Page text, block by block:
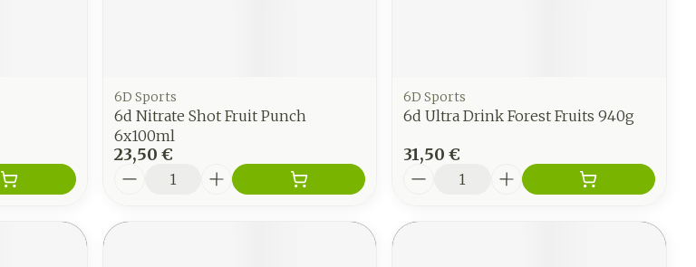
6D Sports
6d Nitrate Shot Fruit Punch
6x100ml
23,50 €
Quantité
6D Sports
6d Ultra Drink Forest Fruits 940g
31,50 €
Quantité